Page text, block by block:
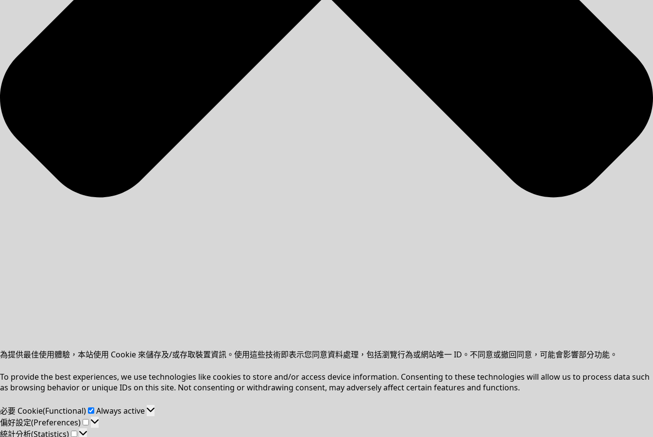
為提供最佳使用體驗，本站使用 Cookie 來儲存及/或存取裝置資訊。使用這些技術即表示您同意資料處理，包括瀏覽行為或網站唯一 ID。不同意或撤回同意，可能會影響部分功能。
To provide the best experiences, we use technologies like cookies to store and/or access device information. Consenting to these technologies will allow us to process data such
as browsing behavior or unique IDs on this site. Not consenting or withdrawing consent, may adversely affect certain features and functions.
必要 Cookie(Functional)
必
要
Cookie(Functional)
Always active
偏好設定(Preferences)
偏
好
統計分析(Statistics)
統